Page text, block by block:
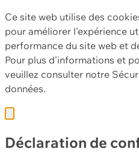
Ce site web utilise des
pour améliorer l'expérience
performance du site web et
Pour plus d'informations et
veuillez consulter notre
données.
Déclaration de